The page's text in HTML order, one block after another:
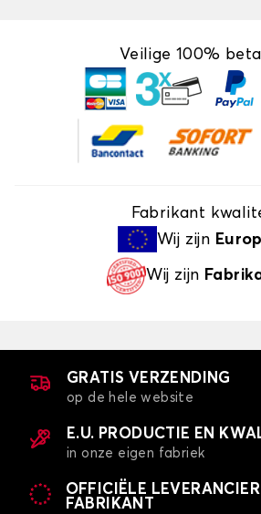
Veilige 100%
Fabrikant
Wij zijn
Wij zijn
GRATIS VERZENDING
op de hele website
E.U. PRODUCTIE EN
in onze eigen fabriek
OFFICIËLE
FABRIKANT